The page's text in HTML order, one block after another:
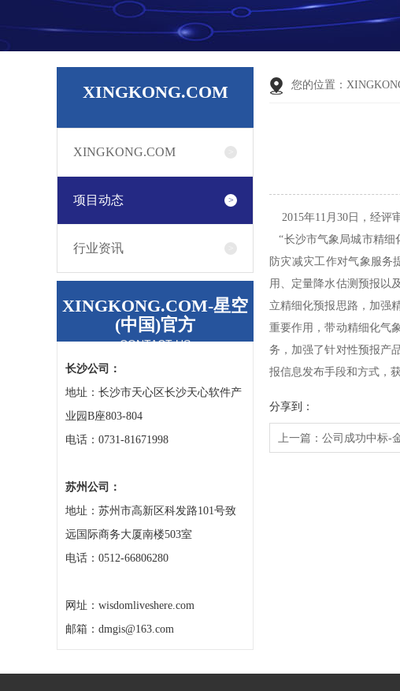
XINGKONG.COM
XINGKONG.COM
项目动态
行业资讯
XINGKONG.COM-星空
(中国)官方
CONTACT US
长沙公司：
地址：长沙市天心区长沙天心软件产
业园B座803-804
电话：0731-81671998
苏州公司：
地址：苏州市高新区科发路101号致
远国际商务大厦南楼503室
电话：0512-66806280
网址：wisdomliveshere.com
邮箱：dmgis@163.com
您的位置：
2015年11月30日，经评
“长沙市气象局城市精细
防灾减灾工作对气象服务
用、定量降水估测预报以
立精细化预报思路，加强
重要作用，带动精细化气
务，加强了针对性预报产
报信息发布手段和方式，
分享到：
上一篇： 公司成功中标-